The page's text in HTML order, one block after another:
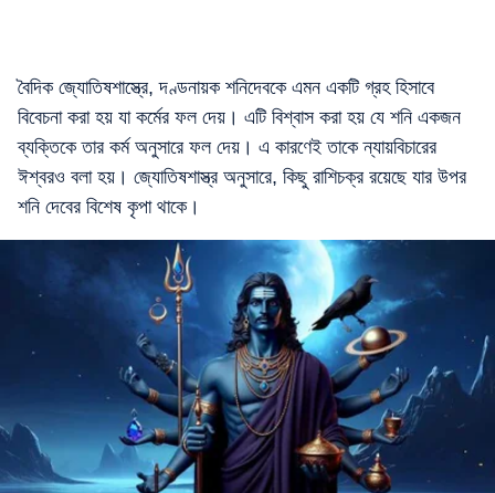
বৈদিক জ্যোতিষশাস্ত্রে, দণ্ডনায়ক শনিদেবকে এমন একটি গ্রহ হিসাবে
বিবেচনা করা হয় যা কর্মের ফল দেয়। এটি বিশ্বাস করা হয় যে শনি একজন
ব্যক্তিকে তার কর্ম অনুসারে ফল দেয়। এ কারণেই তাকে ন্যায়বিচারের
ঈশ্বরও বলা হয়। জ্যোতিষশাস্ত্র অনুসারে, কিছু রাশিচক্র রয়েছে যার উপর
শনি দেবের বিশেষ কৃপা থাকে।